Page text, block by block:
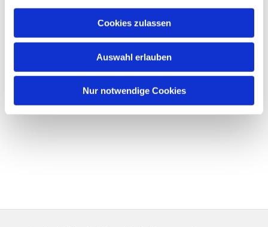
Cookies zulassen
Auswahl erlauben
Nur notwendige Cookies